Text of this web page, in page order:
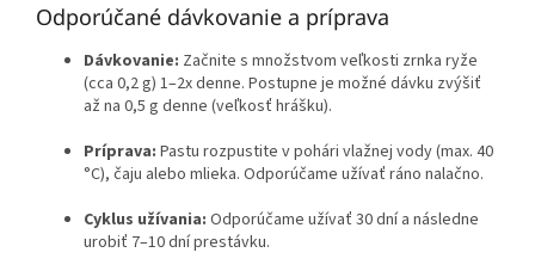
Odporúčané dávkovanie a príprava
Dávkovanie: Začnite s množstvom veľkosti zrnka ryže
(cca 0,2 g) 1–2x denne. Postupne je možné dávku zvýšiť
až na 0,5 g denne (veľkosť hrášku).
Príprava: Pastu rozpustite v pohári vlažnej vody (max. 40
°C), čaju alebo mlieka. Odporúčame užívať ráno nalačno.
Cyklus užívania: Odporúčame užívať 30 dní a následne
urobiť 7–10 dní prestávku.